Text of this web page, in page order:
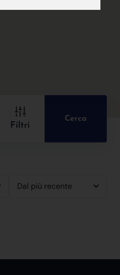
Filtri
Cerca
Dal più recente